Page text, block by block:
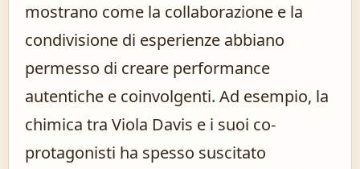
mostrano come la collaborazione e la
condivisione di esperienze abbiano
permesso di creare performance
autentiche e coinvolgenti. Ad esempio, la
chimica tra Viola Davis e i suoi co-
protagonisti ha spesso suscitato